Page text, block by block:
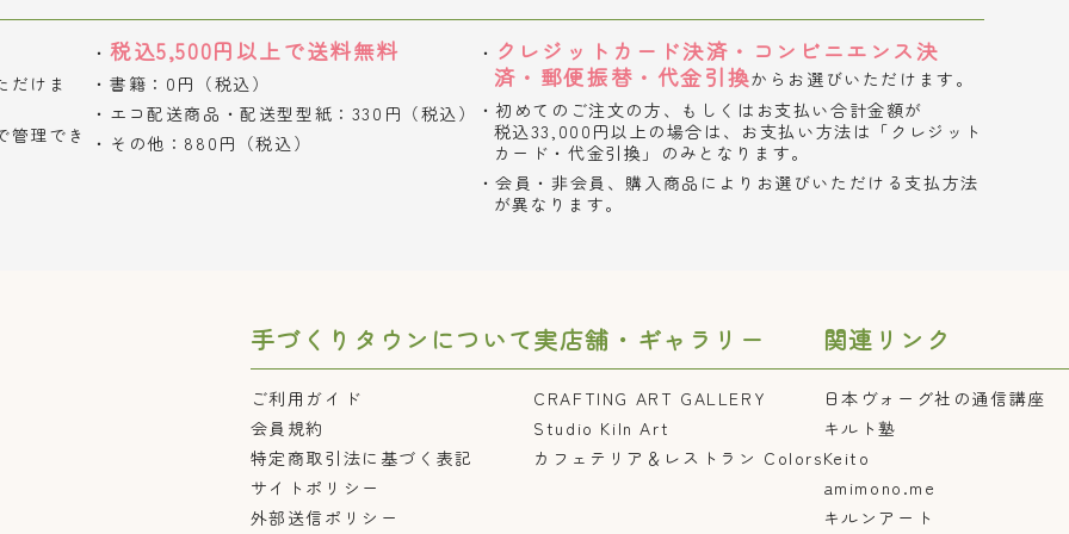
だけま
管理でき
税込5,500円以上で送料無料
書籍：0円（税込）
エコ配送商品・配送型型紙：330円（税込）
その他：880円（税込）
クレジットカード決済・コンビニエンス決
済・郵便振替・代金引換からお選びいただけます。
初めてのご注文の方、もしくはお支払い合計金額が
税込33,000円以上の場合は、お支払い方法は「クレジット
カード・代金引換」のみとなります。
会員・非会員、購入商品によりお選びいただける支払方法
が異なります。
手づくりタウンについて
ご利用ガイド
会員規約
特定商取引法に基づく表記
サイトポリシー
外部送信ポリシー
実店舗・ギャラリー
CRAFTING ART GALLERY
Studio Kiln Art
カフェテリア＆レストラン Colors
関連リンク
日本ヴォーグ社の通信講座
キルト塾
Keito
amimono.me
キルンアート